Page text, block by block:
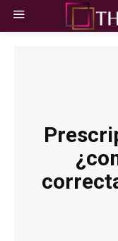
Prescripción Tributaria: